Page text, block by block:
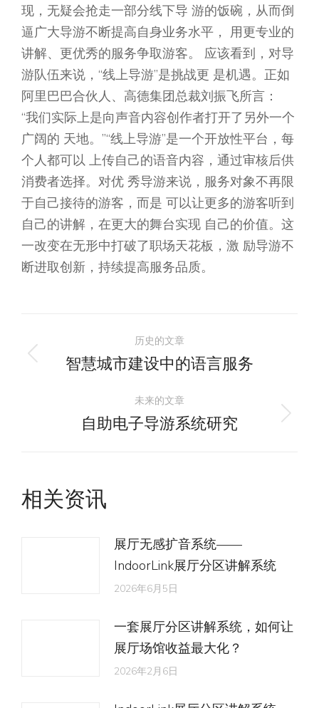
现，无疑会抢走一部分线下导 游的饭碗，从而倒
逼广大导游不断提高自身业务水平， 用更专业的
讲解、更优秀的服务争取游客。 应该看到，对导
游队伍来说，“线上导游”是挑战更 是机遇。正如
阿里巴巴合伙人、高德集团总裁刘振飞所言：
“我们实际上是向声音内容创作者打开了另外一个
广阔的 天地。”“线上导游”是一个开放性平台，每
个人都可以 上传自己的语音内容，通过审核后供
消费者选择。对优 秀导游来说，服务对象不再限
于自己接待的游客，而是 可以让更多的游客听到
自己的讲解，在更大的舞台实现 自己的价值。这
一改变在无形中打破了职场天花板，激 励导游不
断进取创新，持续提高服务品质。
文
章
历史的文章
历
的
文
智慧城市建设中的语言服务
未来的文章
未
自助电子导游系统研究
相关资讯
展厅无感扩音系统——
IndoorLink展厅分区讲解系统
2026年6月5日
一套展厅分区讲解系统，如何让
展厅场馆收益最大化？
2026年2月6日